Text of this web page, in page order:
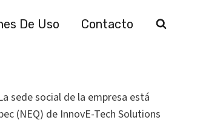
De Uso Contacto
sede social de la empresa está
(NEQ) de InnovE-Tech Solutions